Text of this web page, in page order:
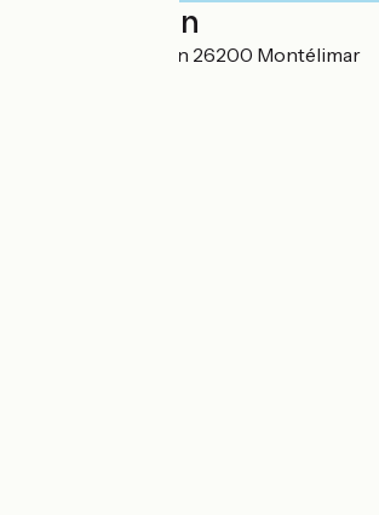
Localisation
1, Montée St Martin 26200 Montélimar